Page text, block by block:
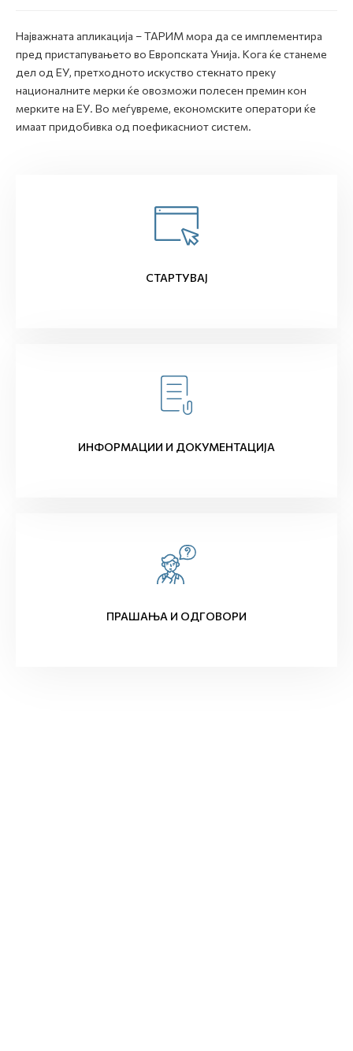
Најважната апликација – ТАРИМ мора да се имплементира
пред пристапувањето во Европската Унија. Кога ќе станеме
дел од ЕУ, претходното искуство стекнато преку
националните мерки ќе овозможи полесен премин кон
мерките на ЕУ. Во меѓувреме, економските оператори ќе
имаат придобивка од поефикасниот систем.
СТАРТУВАЈ
ИНФОРМАЦИИ И ДОКУМЕНТАЦИЈА
ПРАШАЊА И ОДГОВОРИ